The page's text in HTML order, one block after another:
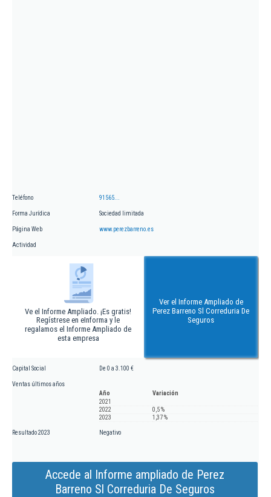
Teléfono 91565...
Forma Jurídica Sociedad limitada
Página Web www.perezbarreno.es
Actividad
Ve el Informe Ampliado. ¡Es gratis!
Regístrese en eInforma y le
regalamos el Informe Ampliado de
esta empresa
Ver el Informe Ampliado de
Perez Barreno Sl Correduria De
Seguros
Capital Social De 0 a 3.100 €
Ventas últimos años
Año
Variación
2021
2022
0,5 %
2023
1,37 %
Resultado 2023 Negativo
Accede al Informe ampliado de Perez
Barreno Sl Correduria De Seguros